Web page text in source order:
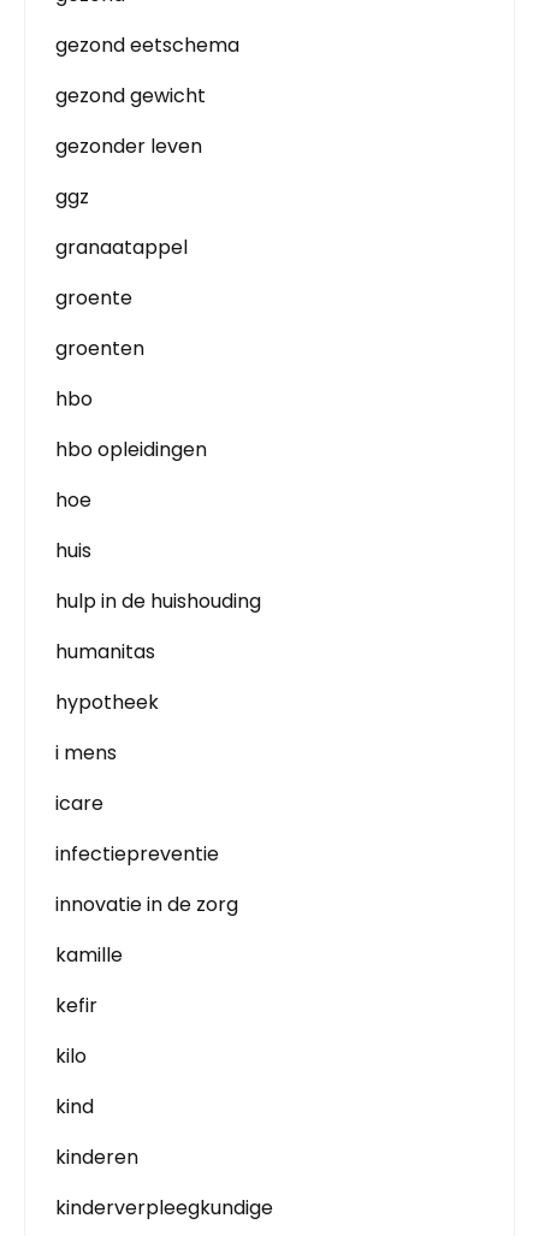
gezond eetschema
gezond gewicht
gezonder leven
ggz
granaatappel
groente
groenten
hbo
hbo opleidingen
hoe
huis
hulp in de huishouding
humanitas
hypotheek
i mens
icare
infectiepreventie
innovatie in de zorg
kamille
kefir
kilo
kind
kinderen
kinderverpleegkundige